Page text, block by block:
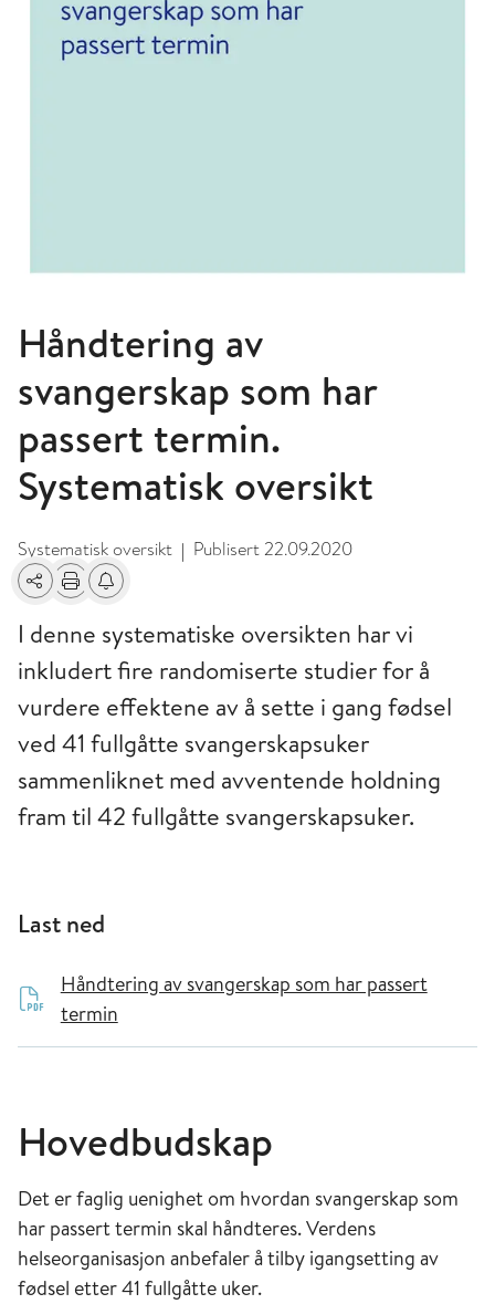
Håndtering av
svangerskap som har
passert termin.
Systematisk oversikt
Systematisk oversikt | Publisert22.09.2020
Del Skriv utFå varsel om endringer
I denne systematiske oversikten har vi
inkludert fire randomiserte studier for å
vurdere effektene av å sette i gang fødsel
ved 41 fullgåtte svangerskapsuker
sammenliknet med avventende holdning
fram til 42 fullgåtte svangerskapsuker.
Last ned
Håndtering av svangerskap som har passert
termin
Hovedbudskap
Det er faglig uenighet om hvordan svangerskap som
har passert termin skal håndteres. Verdens
helseorganisasjon anbefaler å tilby igangsetting av
fødsel etter 41 fullgåtte uker.